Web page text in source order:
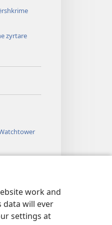
work and
data will ever
settings at
zyrtare